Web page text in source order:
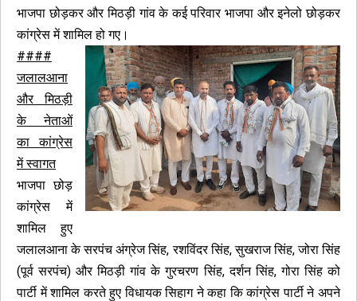
भाजपा छोड़कर और मिठड़ी गांव के कई परिवार भाजपा और इनेलो छोड़कर
कांग्रेस में शामिल हो गए।
####
जलालआना
और मिठड़ी
के नेताओं
का कांग्रेस
में स्वागत
भाजपा छोड़
कांग्रेस में
शामिल हुए
जलालआना के सरपंच अंग्रेज सिंह, रशविंदर सिंह, सुखराज सिंह, जोरा सिंह
(पूर्व सरपंच) और मिठड़ी गांव के गुरचरण सिंह, दर्शन सिंह, गोरा सिंह को
पार्टी में शामिल करते हुए विधायक सिहाग ने कहा कि कांग्रेस पार्टी ने अपने